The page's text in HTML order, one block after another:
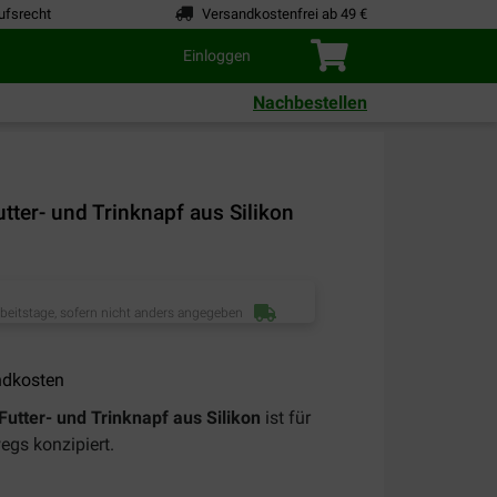
Versandkostenfrei ab 49 €
Einloggen
Nachbestellen
und Trinknapf aus Silikon
sofern nicht anders angegeben
und Trinknapf aus Silikon ist für
konzipiert.